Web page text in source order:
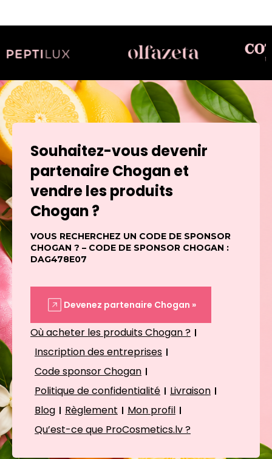
Souhaitez-vous devenir
partenaire Chogan et
vendre les produits
Chogan ?
VOUS RECHERCHEZ UN CODE DE SPONSOR
CHOGAN ? – CODE DE SPONSOR CHOGAN :
DAG478E07
Devenez partenaire Chogan »
Où acheter les produits Chogan ?
Inscription des entreprises
Code sponsor Chogan
Politique de confidentialité
Livraison
Blog
Règlement
Mon profil
Qu’est-ce que ProCosmetics.lv ?